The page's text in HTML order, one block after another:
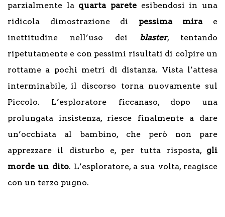
parzialmente la quarta parete esibendosi in una
ridicola dimostrazione di pessima mirae
inettitudine nell’uso dei blaster, tentando
ripetutamente e con pessimi risultati di colpire un
rottame a pochi metri di distanza. Vista l’attesa
interminabile, il discorso torna nuovamente sul
Piccolo. L’esploratore ficcanaso, dopo una
prolungata insistenza, riesce finalmente a dare
un’occhiata al bambino, che però non pare
apprezzare il disturbo e, per tutta risposta, gli
morde un dito. L’esploratore, a sua volta, reagisce
con un terzo pugno.